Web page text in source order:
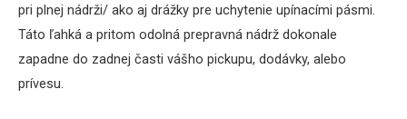
pri plnej nádrži/ ako aj drážky pre uchytenie upínacími pásmi.
Táto ľahká a pritom odolná prepravná nádrž dokonale
zapadne do zadnej časti vášho pickupu, dodávky, alebo
prívesu.